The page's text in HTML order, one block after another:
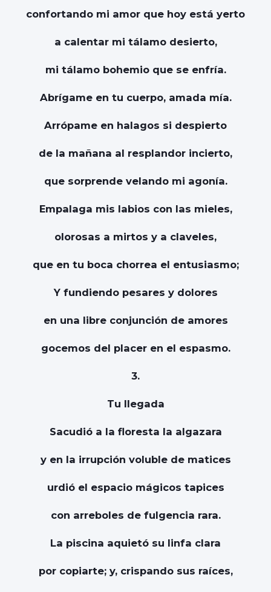
confortando mi amor que hoy está yerto
a calentar mi tálamo desierto,
mi tálamo bohemio que se enfría.
Abrígame en tu cuerpo, amada mía.
Arrópame en halagos si despierto
de la mañana al resplandor incierto,
que sorprende velando mi agonía.
Empalaga mis labios con las mieles,
olorosas a mirtos y a claveles,
que en tu boca chorrea el entusiasmo;
Y fundiendo pesares y dolores
en una libre conjunción de amores
gocemos del placer en el espasmo.
3.
Tu llegada
Sacudió a la floresta la algazara
y en la irrupción voluble de matices
urdió el espacio mágicos tapices
con arreboles de fulgencia rara.
La piscina aquietó su linfa clara
por copiarte; y, crispando sus raíces,